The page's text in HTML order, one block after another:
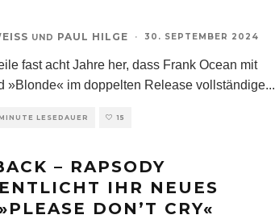
UND PAUL HILGE · 30. SEPTEMBER 2024
fast acht Jahre her, dass Frank Ocean mit
»Blonde« im doppelten Release vollständige...
LESEDAUER 15
– RAPSODY
IHR NEUES
DON’T CRY«